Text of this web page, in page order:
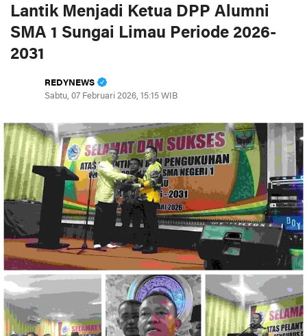
Lantik Menjadi Ketua DPP Alumni
SMA 1 Sungai Limau Periode 2026-
2031
REDYNEWS
Sabtu, 07 Februari 2026, 15:15 WIB